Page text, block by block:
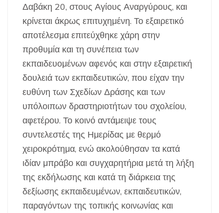
Δαβάκη 20, στους Αγίους Αναργύρους, και
κρίνεται άκρως επιτυχημένη. Το εξαιρετικό
αποτέλεσμα επιτεύχθηκε χάρη στην
προθυμία και τη συνέπεια των
εκπαιδευομένων αφενός και στην εξαιρετική
δουλειά των εκπαιδευτικών, που είχαν την
ευθύνη των Σχεδίων Δράσης και των
υπόλοιπων δραστηριοτήτων του σχολείου,
αφετέρου. Το κοινό αντάμειψε τους
συντελεστές της Ημερίδας με θερμό
χειροκρότημα, ενώ ακολούθησαν τα κατά
ιδίαν μπράβο και συγχαρητήρια μετά τη λήξη
της εκδήλωσης και κατά τη διάρκεια της
δεξίωσης εκπαιδευμένων, εκπαιδευτικών,
παραγόντων της τοπικής κοινωνίας και